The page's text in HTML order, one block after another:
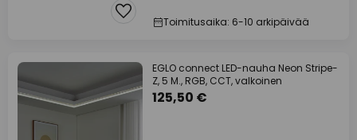
Toimitusaika: 6-10 arkipäivää
EGLO connect LED-nauha Neon Stripe-
Z, 5 M., RGB, CCT, valkoinen
125,50 €